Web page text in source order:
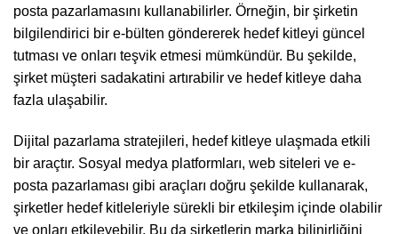
posta pazarlamasını kullanabilirler. Örneğin, bir şirketin
bilgilendirici bir e-bülten göndererek hedef kitleyi güncel
tutması ve onları teşvik etmesi mümkündür. Bu şekilde,
şirket müşteri sadakatini artırabilir ve hedef kitleye daha
fazla ulaşabilir.
Dijital pazarlama stratejileri, hedef kitleye ulaşmada etkili
bir araçtır. Sosyal medya platformları, web siteleri ve e-
posta pazarlaması gibi araçları doğru şekilde kullanarak,
şirketler hedef kitleleriyle sürekli bir etkileşim içinde olabilir
ve onları etkileyebilir. Bu da şirketlerin marka bilinirliğini